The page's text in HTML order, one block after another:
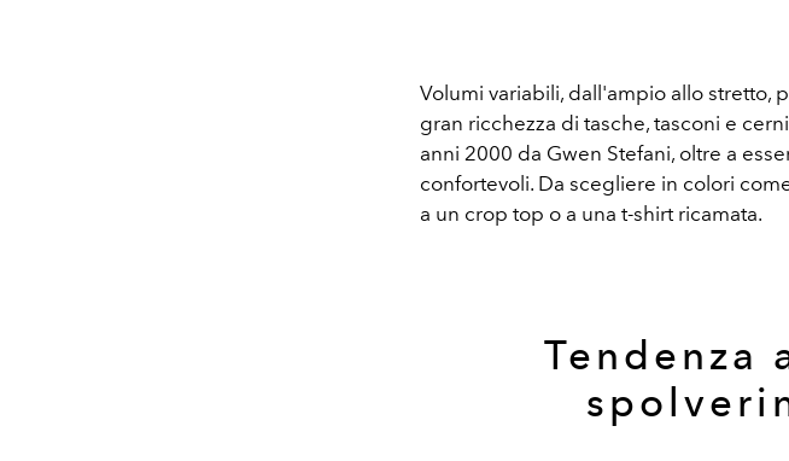
Volumi variabili, dall'ampio allo stretto,
gran ricchezza di tasche, tasconi e
anni 2000 da Gwen Stefani, oltre a
confortevoli. Da scegliere in colori
a un crop top o a una t-shirt ricamata.
Tendenza